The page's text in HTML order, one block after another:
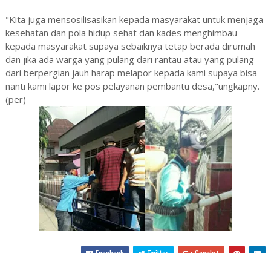
"Kita juga mensosilisasikan kepada masyarakat untuk menjaga
kesehatan dan pola hidup sehat dan kades menghimbau
kepada masyarakat supaya sebaiknya tetap berada dirumah
dan jika ada warga yang pulang dari rantau atau yang pulang
dari berpergian jauh harap melapor kepada kami supaya bisa
nanti kami lapor ke pos pelayanan pembantu desa,"ungkapny.
(per)